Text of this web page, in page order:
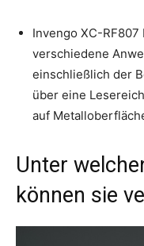
Invengo XC-RF807
verschiedene
einschließlich der
über eine
auf
Unter
können sie